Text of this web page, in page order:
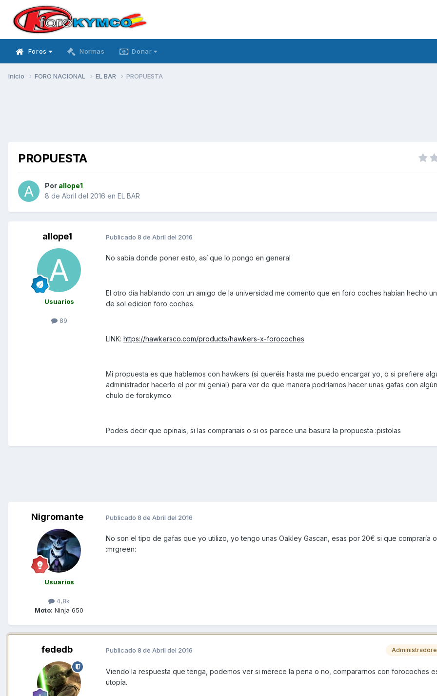
Foros Normas Donar
Inicio FORO NACIONAL EL BAR PROPUESTA
PROPUESTA
Por allope1
8 de Abril del 2016 en EL BAR
allope1
Usuarios
89
Publicado 8 de Abril del 2016
No sabia donde poner esto, así que lo pongo en general
El otro día hablando con un amigo de la universidad me comento que en foro coches habían hecho
de sol edicion foro coches.
LINK: https://hawkersco.com/products/hawkers-x-forocoches
Mi propuesta es que hablemos con hawkers (si queréis hasta me puedo encargar yo, o si prefiere
administrador hacerlo el por mi genial) para ver de que manera podríamos hacer unas gafas con
chulo de forokymco.
Podeis decir que opinais, si las comprariais o si os parece una basura la propuesta :pistolas
Nigromante
Usuarios
4,8k
Moto: Ninja 650
Publicado 8 de Abril del 2016
No son el tipo de gafas que yo utilizo, yo tengo unas Oakley Gascan, esas por 20€ si que compraría
:mrgreen:
fededb Publicado 8 de Abril del 2016
Viendo la respuesta que tenga, podemos ver si merece la pena o no, compararnos con forocoches
utopía.